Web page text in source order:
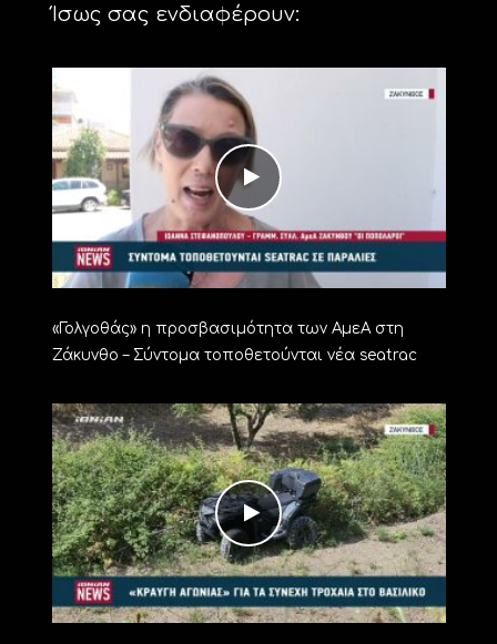
Ίσως σας ενδιαφέρουν:
«Γολγοθάς» η προσβασιμότητα των ΑμεΑ στη
Ζάκυνθο – Σύντομα τοποθετούνται νέα seatrac